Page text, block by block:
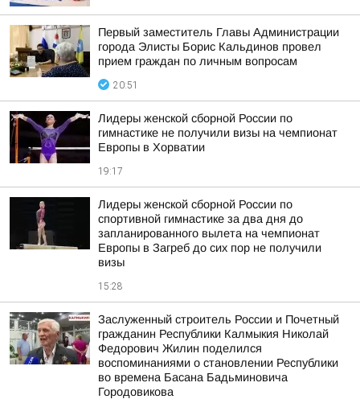
Первый заместитель Главы Администрации
города Элисты Борис Кальдинов провел
прием граждан по личным вопросам
20:51
Лидеры женской сборной России по
гимнастике не получили визы на чемпионат
Европы в Хорватии
19:17
Лидеры женской сборной России по
спортивной гимнастике за два дня до
запланированного вылета на чемпионат
Европы в Загреб до сих пор не получили
визы
15:28
Заслуженный строитель России и Почетный
гражданин Республики Калмыкия Николай
Федорович Жилин поделился
воспоминаниями о становлении Республики
во времена Басана Бадьминовича
Городовикова